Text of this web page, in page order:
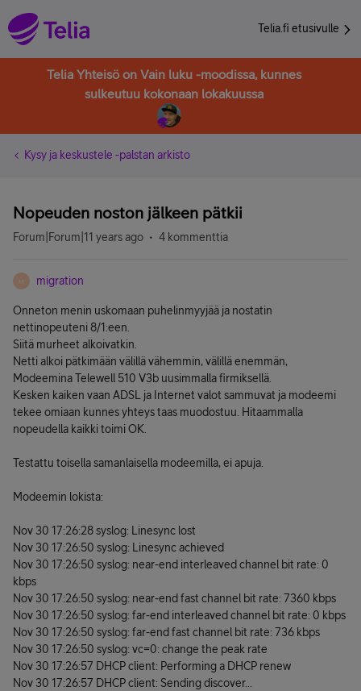
Telia.fi etusivulle
Telia Yhteisö on Vain luku -moodissa, kunnes
sulkeutuu kokonaan lokakuussa
Kysy ja keskustele -palstan arkisto
Nopeuden noston jälkeen pätkii
Forum|Forum|11 years ago 4 kommenttia
M migration
Onneton menin uskomaan puhelinmyyjää ja nostatin
nettinopeuteni 8/1:een.
Siitä murheet alkoivatkin.
Netti alkoi pätkimään välillä vähemmin, välillä enemmän,
Modeemina Telewell 510 V3b uusimmalla firmiksellä.
Kesken kaiken vaan ADSL ja Internet valot sammuvat ja modeemi
tekee omiaan kunnes yhteys taas muodostuu. Hitaammalla
nopeudella kaikki toimi OK.
Testattu toisella samanlaisella modeemilla, ei apuja.
Modeemin lokista:
Nov 30 17:26:28 syslog: Linesync lost
Nov 30 17:26:50 syslog: Linesync achieved
Nov 30 17:26:50 syslog: near-end interleaved channel bit rate: 0
kbps
Nov 30 17:26:50 syslog: near-end fast channel bit rate: 7360 kbps
Nov 30 17:26:50 syslog: far-end interleaved channel bit rate: 0 kbps
Nov 30 17:26:50 syslog: far-end fast channel bit rate: 736 kbps
Nov 30 17:26:50 syslog: vc=0: change the peak rate
Nov 30 17:26:57 DHCP client: Performing a DHCP renew
Nov 30 17:26:57 DHCP client: Sending discover...